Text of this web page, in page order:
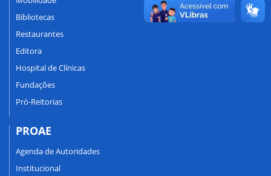
Bibliotecas
Restaurantes
Editora
Hospital de Clínicas
Fundações
Pró-Reitorias
PROAE
Agenda de Autoridades
Institucional